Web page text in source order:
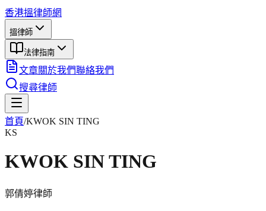
香港搵律師網
搵律師
法律指南
文章關於我們聯絡我們
搜尋律師
首頁/KWOK SIN TING
KS
KWOK SIN TING
郭倩婷律師